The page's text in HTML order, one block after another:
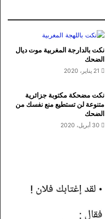
نكت بالدارجة المغربية موت ديال
الضحك
21 يناير، 2020
نكت مضحكة مكتوبة جزائرية
متنوعة لن تستطيع منع نفسك من
الضحك
30 أبريل، 2020